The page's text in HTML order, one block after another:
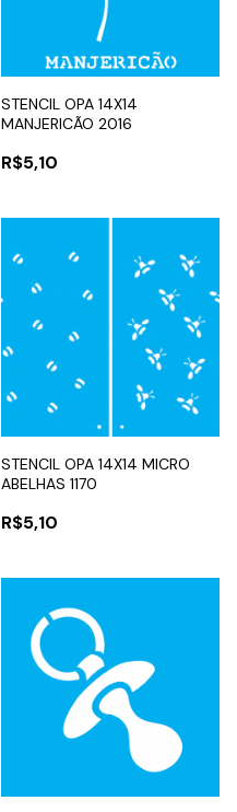
STENCIL OPA 14X14
MANJERICÃO 2016
R$5,10
STENCIL OPA 14X14 MICRO
ABELHAS 1170
R$5,10